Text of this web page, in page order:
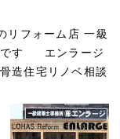
フォーム店 一級
です エンラージ
造住宅リノベ相談